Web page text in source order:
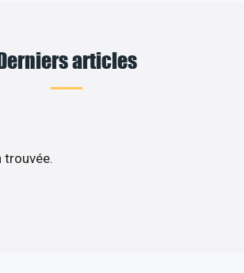
articles
trouvée.